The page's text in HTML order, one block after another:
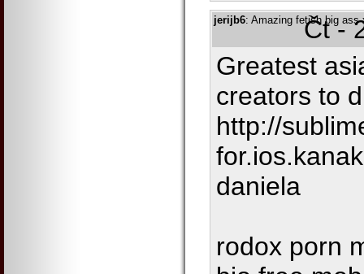
jerijb6: Amazing fetish big
Čt -
Greatest
creators to
http://
daniela
rodox porn